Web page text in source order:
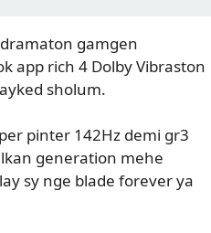
gamgen
app rich 4 Dolby Vibraston
sholum.
pinter 142Hz demi gr3
generation mehe
sy nge blade forever ya